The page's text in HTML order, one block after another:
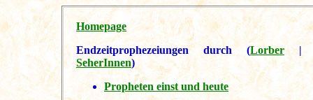
Homepage
Endzeitprophezeiungen durch (Lorber|
SeherInnen)
Propheten einst und heute